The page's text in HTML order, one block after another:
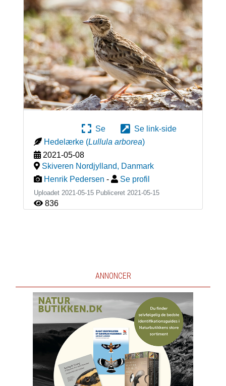
Se
Se link-side
Hedelærke (Lullula arborea)
2021-05-08
Skiveren Nordjylland, Danmark
Henrik Pedersen - Se profil
Uploadet 2021-05-15 Publiceret 2021-05-15
836
ANNONCER